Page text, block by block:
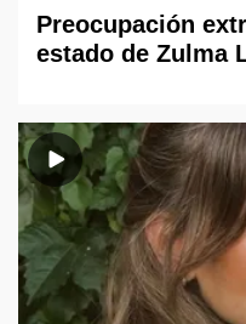
Preocupación
estado de Zulma